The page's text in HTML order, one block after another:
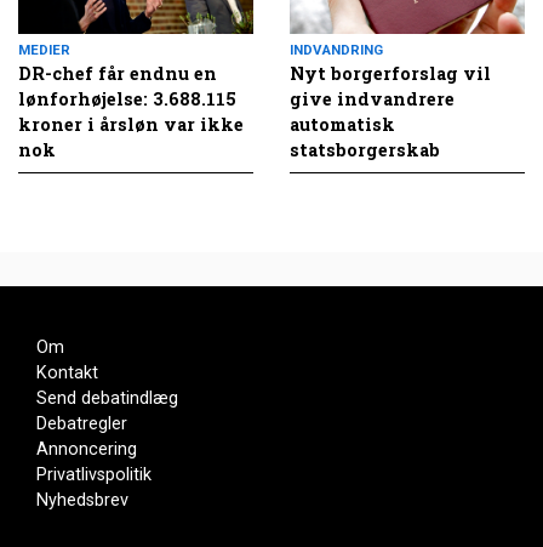
MEDIER
DR-chef får endnu en
lønforhøjelse: 3.688.115
kroner i årsløn var ikke
nok
INDVANDRING
Nyt borgerforslag vil
give indvandrere
automatisk
statsborgerskab
Om
Kontakt
Send debatindlæg
Debatregler
Annoncering
Privatlivspolitik
Nyhedsbrev